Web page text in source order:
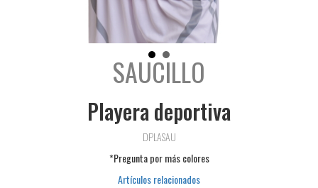
SAUCILLO
Playera deportiva
DPLASAU
*Pregunta por más colores
Artículos relacionados